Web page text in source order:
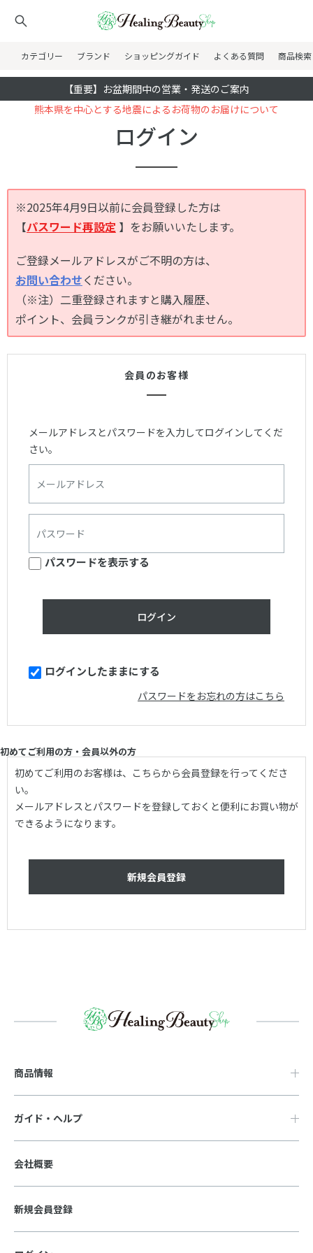
カテゴリー ブランド ショッピングガイド よくある質問 商品検索
【重要】お盆期間中の営業・発送のご案内
熊本県を中心とする地震によるお荷物のお届けについて
ログイン
※2025年4月9日以前に会員登録した方は
【パスワード再設定 】をお願いいたします。
ご登録メールアドレスがご不明の方は、
お問い合わせください。
（※注）二重登録されますと購入履歴、
ポイント、会員ランクが引き継がれません。
会員のお客様
メールアドレスとパスワードを入力してログインしてくだ
さい。
パスワードを表示する
ログインしたままにする
パスワードをお忘れの方はこちら
初めてご利用の方・会員以外の方
初めてご利用のお客様は、こちらから会員登録を行ってくださ
い。
メールアドレスとパスワードを登録しておくと便利にお買い物が
できるようになります。
商品情報
ガイド・ヘルプ
会社概要
新規会員登録